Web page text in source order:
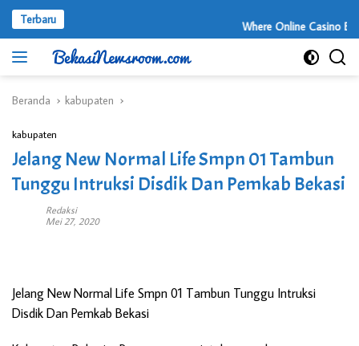
Langsung
konten
Terbaru Where Online Casino
Beranda kabupaten
kabupaten
Jelang New Normal Life Smpn 01 Tambun
Tunggu Intruksi Disdik Dan Pemkab Bekasi
Redaksi
Mei 27, 2020
Jelang New Normal Life Smpn 01 Tambun Tunggu Intruksi
Disdik Dan Pemkab Bekasi